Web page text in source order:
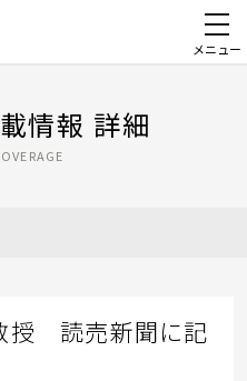
メニュー
情報 詳細
授 読売新聞に記